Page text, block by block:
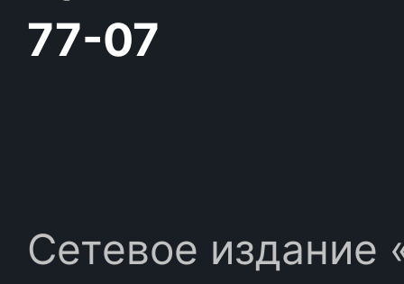
77-07
Сетевое издание